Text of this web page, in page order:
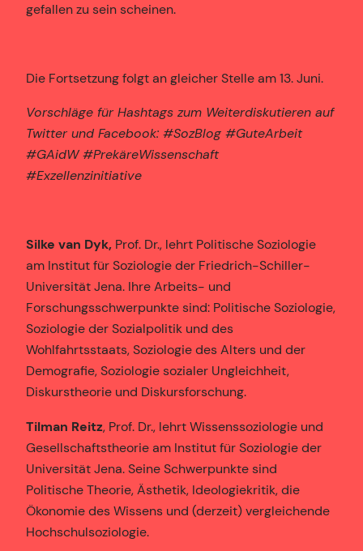
gefallen zu sein scheinen.
Die Fortsetzung folgt an gleicher Stelle am 13. Juni.
Vorschläge für Hashtags zum Weiterdiskutieren auf
Twitter und Facebook: #SozBlog #GuteArbeit
#GAidW #PrekäreWissenschaft
#Exzellenzinitiative
Silke van Dyk, Prof. Dr., lehrt Politische Soziologie
am Institut für Soziologie der Friedrich-Schiller-
Universität Jena. Ihre Arbeits- und
Forschungsschwerpunkte sind: Politische Soziologie,
Soziologie der Sozialpolitik und des
Wohlfahrtsstaats, Soziologie des Alters und der
Demografie, Soziologie sozialer Ungleichheit,
Diskurstheorie und Diskursforschung.
Tilman Reitz, Prof. Dr., lehrt Wissenssoziologie und
Gesellschaftstheorie am Institut für Soziologie der
Universität Jena. Seine Schwerpunkte sind
Politische Theorie, Ästhetik, Ideologiekritik, die
Ökonomie des Wissens und (derzeit) vergleichende
Hochschulsoziologie.